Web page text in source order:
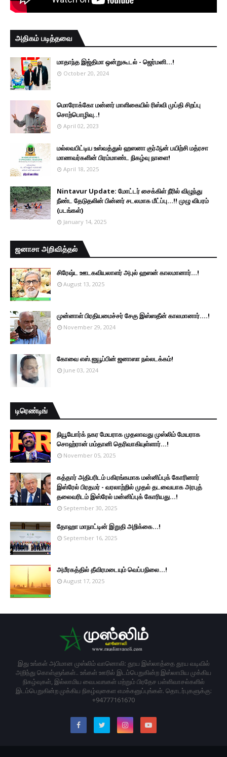
அதிகம் படித்தவை
மாதாந்த இஜ்திமா ஒன்றுகூடல் - ஜெர்மனி…!
October 20, 2024
மொரோக்கோ மன்னர் மாளிகையில் ரிஸ்வி முப்தி சிறப்பு
சொற்பொழிவு..!
April 02, 2023
மல்லவபிட்டிய உஸ்வத்துல் ஹஸனா குர்ஆன் பயிற்சி மத்ரசா
மாணவர்களின் பிரம்மாண்ட நிகழ்வு நாளை!
April 18, 2025
Nintavur Update: மோட்டர் சைக்கிள் நீரில் விழுந்து
நீண்ட தேடுதலின் பின்னர் சடலமாக மீட்ப்பு…!! முழு விபரம்
(படங்கள்)
January 14, 2025
ஜனாசா அறிவித்தல்
சிரேஷ்ட ஊடகவியலாளர் அபுல் ஹஸன் காலமானார்...!
August 13, 2025
முன்னாள் பிரதியமைச்சர் சேகு இஸ்ஸதீன் காலமானார்….!
November 29, 2024
கோவை எஸ்.ஐயூப்பின் ஜனாஸா நல்லடக்கம்!
June 03, 2024
டிரெண்டிங்
நியூயோர்க் நகர மேயராக முதலாவது முஸ்லிம் மேயராக
சொஹ்ரான் மம்தானி தெரிவாகியுள்ளார்...!
November 05, 2025
கத்தார் அதிபரிடம் பகிரங்கமாக மன்னிப்புக் கோரினார்
இஸ்ரேல் பிரதமர் - வரலாற்றில் முதல் தடவையாக அரபுத்
தலைவரிடம் இஸ்ரேல் மன்னிப்புக் கோரியது...!
September 30, 2025
தோஹா மாநாட்டின் இறுதி அறிக்கை...!
September 16, 2025
அமீரகத்தில் தீவிரமடையும் வெப்பநிலை...!
August 17, 2025
இது உங்கள் அபிமான முஸ்லிம் வானொலி: தூய இஸ்லாத்தை தூய வடிவில்
அறிந்து கொள்ளுங்கள்.. உங்கள் ஊரில் இடம்பெறுகின்ற இஸ்லாமிய முக்கிய
நிகழ்வுகள், இல்லாமிய வைபவஙகள் மற்றும் பிரதேச பள்ளிவாசல்களில்
இடம்பெறுகின்ற முக்கிய நிகழ்வுகைள எமக்கனுப்புங்கள். தொடர்புகளுக்கு:
+94777161670